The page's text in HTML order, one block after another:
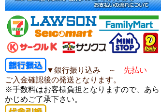
▼銀行振り込み ～ 先払い
ご入金確認後の発送となります。
※手数料はお客様負担となりますので、あら
かじめご了承下さい。